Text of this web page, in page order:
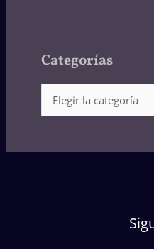
Categorías